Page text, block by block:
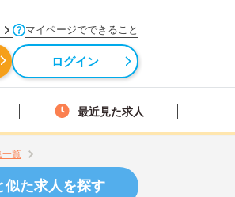
マイページでできること
ログイン
最近見た求人
一覧
似た求人を探す